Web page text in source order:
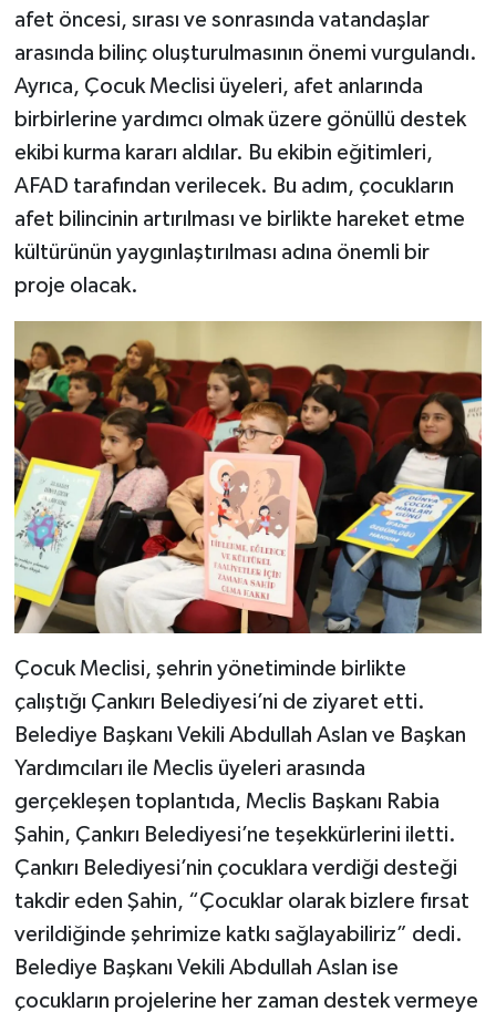
afet öncesi, sırası ve sonrasında vatandaşlar
arasında bilinç oluşturulmasının önemi vurgulandı.
Ayrıca, Çocuk Meclisi üyeleri, afet anlarında
birbirlerine yardımcı olmak üzere gönüllü destek
ekibi kurma kararı aldılar. Bu ekibin eğitimleri,
AFAD tarafından verilecek. Bu adım, çocukların
afet bilincinin artırılması ve birlikte hareket etme
kültürünün yaygınlaştırılması adına önemli bir
proje olacak.
Çocuk Meclisi, şehrin yönetiminde birlikte
çalıştığı Çankırı Belediyesi’ni de ziyaret etti.
Belediye Başkanı Vekili Abdullah Aslan ve Başkan
Yardımcıları ile Meclis üyeleri arasında
gerçekleşen toplantıda, Meclis Başkanı Rabia
Şahin, Çankırı Belediyesi’ne teşekkürlerini iletti.
Çankırı Belediyesi’nin çocuklara verdiği desteği
takdir eden Şahin, “Çocuklar olarak bizlere fırsat
verildiğinde şehrimize katkı sağlayabiliriz” dedi.
Belediye Başkanı Vekili Abdullah Aslan ise
çocukların projelerine her zaman destek vermeye